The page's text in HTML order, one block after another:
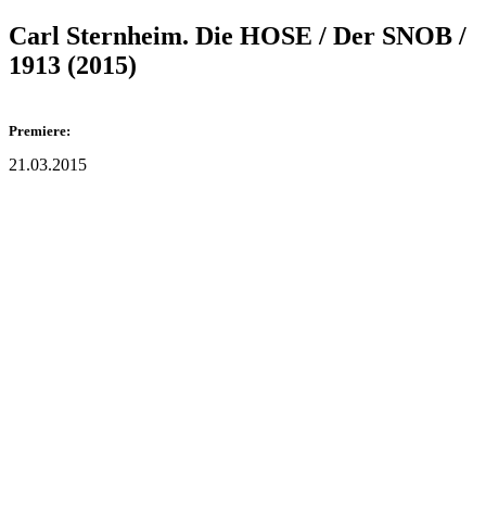
Carl Sternheim. Die HOSE / Der SNOB /
1913 (2015)
Premiere:
21.03.2015